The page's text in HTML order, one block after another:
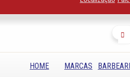
HOME MARCAS